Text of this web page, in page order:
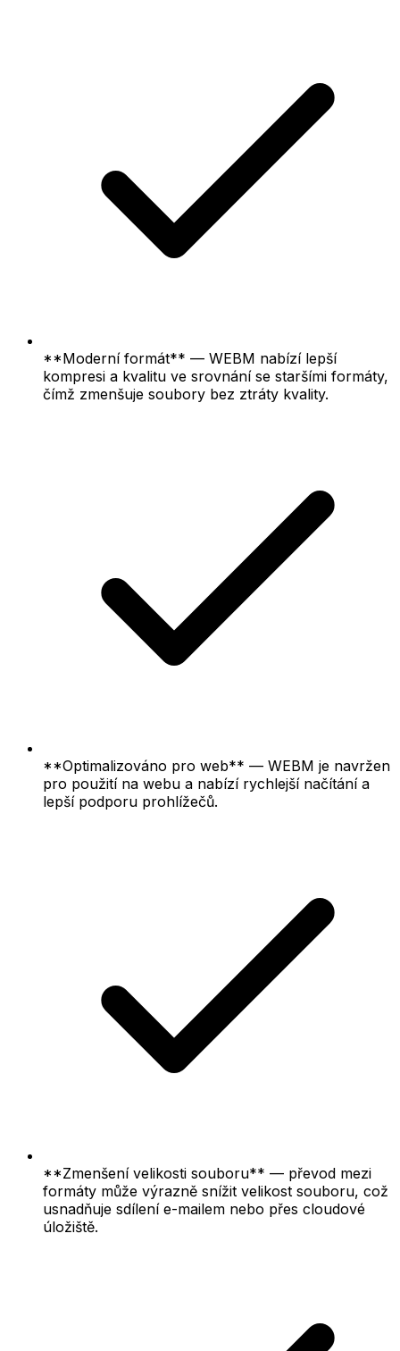
**Moderní formát** — WEBM nabízí lepší
kompresi a kvalitu ve srovnání se staršími formáty,
čímž zmenšuje soubory bez ztráty kvality.
**Optimalizováno pro web** — WEBM je navržen
pro použití na webu a nabízí rychlejší načítání a
lepší podporu prohlížečů.
**Zmenšení velikosti souboru** — převod mezi
formáty může výrazně snížit velikost souboru, což
usnadňuje sdílení e-mailem nebo přes cloudové
úložiště.